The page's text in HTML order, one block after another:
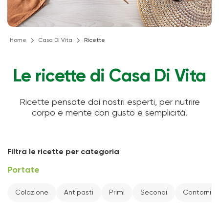
Home Casa Di Vita Ricette
Le ricette di Casa Di Vita
Ricette pensate dai nostri esperti, per nutrire
corpo e mente con gusto e semplicità.
Filtra le ricette per categoria
Portate
Colazione Antipasti Primi Secondi Contorni